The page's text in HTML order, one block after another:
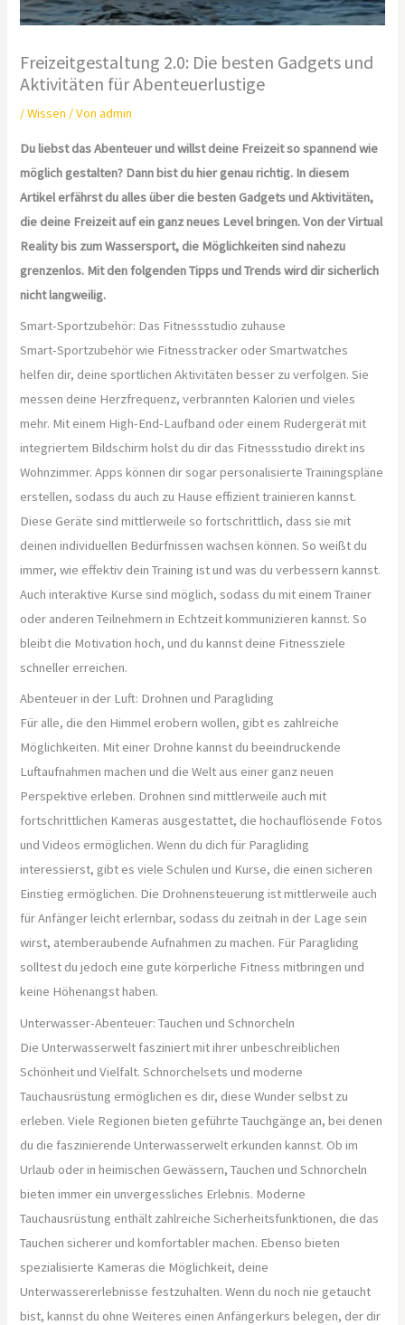
Freizeitgestaltung 2.0: Die besten Gadgets und
Aktivitäten für Abenteuerlustige
/Wissen / Vonadmin
Du liebst das Abenteuer und willst deine Freizeit so spannend wie
möglich gestalten? Dann bist du hier genau richtig. In diesem
Artikel erfährst du alles über die besten Gadgets und Aktivitäten,
die deine Freizeit auf ein ganz neues Level bringen. Von der Virtual
Reality bis zum Wassersport, die Möglichkeiten sind nahezu
grenzenlos. Mit den folgenden Tipps und Trends wird dir sicherlich
nicht langweilig.
Smart-Sportzubehör: Das Fitnessstudio zuhause
Smart-Sportzubehör wie Fitnesstracker oder Smartwatches
helfen dir, deine sportlichen Aktivitäten besser zu verfolgen. Sie
messen deine Herzfrequenz, verbrannten Kalorien und vieles
mehr. Mit einem High-End-Laufband oder einem Rudergerät mit
integriertem Bildschirm holst du dir das Fitnessstudio direkt ins
Wohnzimmer. Apps können dir sogar personalisierte Trainingspläne
erstellen, sodass du auch zu Hause effizient trainieren kannst.
Diese Geräte sind mittlerweile so fortschrittlich, dass sie mit
deinen individuellen Bedürfnissen wachsen können. So weißt du
immer, wie effektiv dein Training ist und was du verbessern kannst.
Auch interaktive Kurse sind möglich, sodass du mit einem Trainer
oder anderen Teilnehmern in Echtzeit kommunizieren kannst. So
bleibt die Motivation hoch, und du kannst deine Fitnessziele
schneller erreichen.
Abenteuer in der Luft: Drohnen und Paragliding
Für alle, die den Himmel erobern wollen, gibt es zahlreiche
Möglichkeiten. Mit einer Drohne kannst du beeindruckende
Luftaufnahmen machen und die Welt aus einer ganz neuen
Perspektive erleben. Drohnen sind mittlerweile auch mit
fortschrittlichen Kameras ausgestattet, die hochauflösende Fotos
und Videos ermöglichen. Wenn du dich für Paragliding
interessierst, gibt es viele Schulen und Kurse, die einen sicheren
Einstieg ermöglichen. Die Drohnensteuerung ist mittlerweile auch
für Anfänger leicht erlernbar, sodass du zeitnah in der Lage sein
wirst, atemberaubende Aufnahmen zu machen. Für Paragliding
solltest du jedoch eine gute körperliche Fitness mitbringen und
keine Höhenangst haben.
Unterwasser-Abenteuer: Tauchen und Schnorcheln
Die Unterwasserwelt fasziniert mit ihrer unbeschreiblichen
Schönheit und Vielfalt. Schnorchelsets und moderne
Tauchausrüstung ermöglichen es dir, diese Wunder selbst zu
erleben. Viele Regionen bieten geführte Tauchgänge an, bei denen
du die faszinierende Unterwasserwelt erkunden kannst. Ob im
Urlaub oder in heimischen Gewässern, Tauchen und Schnorcheln
bieten immer ein unvergessliches Erlebnis. Moderne
Tauchausrüstung enthält zahlreiche Sicherheitsfunktionen, die das
Tauchen sicherer und komfortabler machen. Ebenso bieten
spezialisierte Kameras die Möglichkeit, deine
Unterwassererlebnisse festzuhalten. Wenn du noch nie getaucht
bist, kannst du ohne Weiteres einen Anfängerkurs belegen, der dir